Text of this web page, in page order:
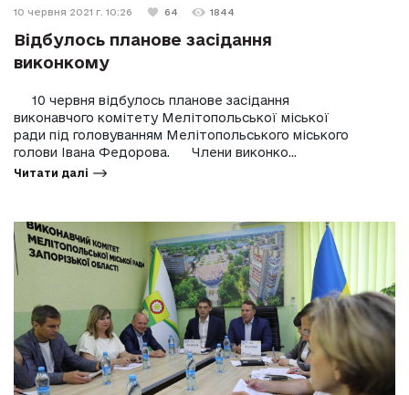
10 червня 2021 г. 10:26 64 1844
Відбулось планове засідання
виконкому
10 червня відбулось планове засідання
виконавчого комітету Мелітопольської міської
ради під головуванням Мелітопольського міського
голови Івана Федорова. Члени виконко...
Читати далі